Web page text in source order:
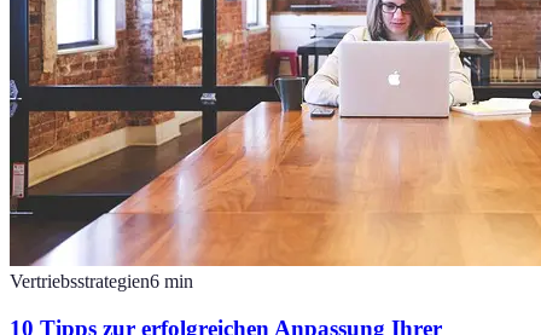
Vertriebsstrategien6 min
10 Tipps zur erfolgreichen Anpassung Ihrer